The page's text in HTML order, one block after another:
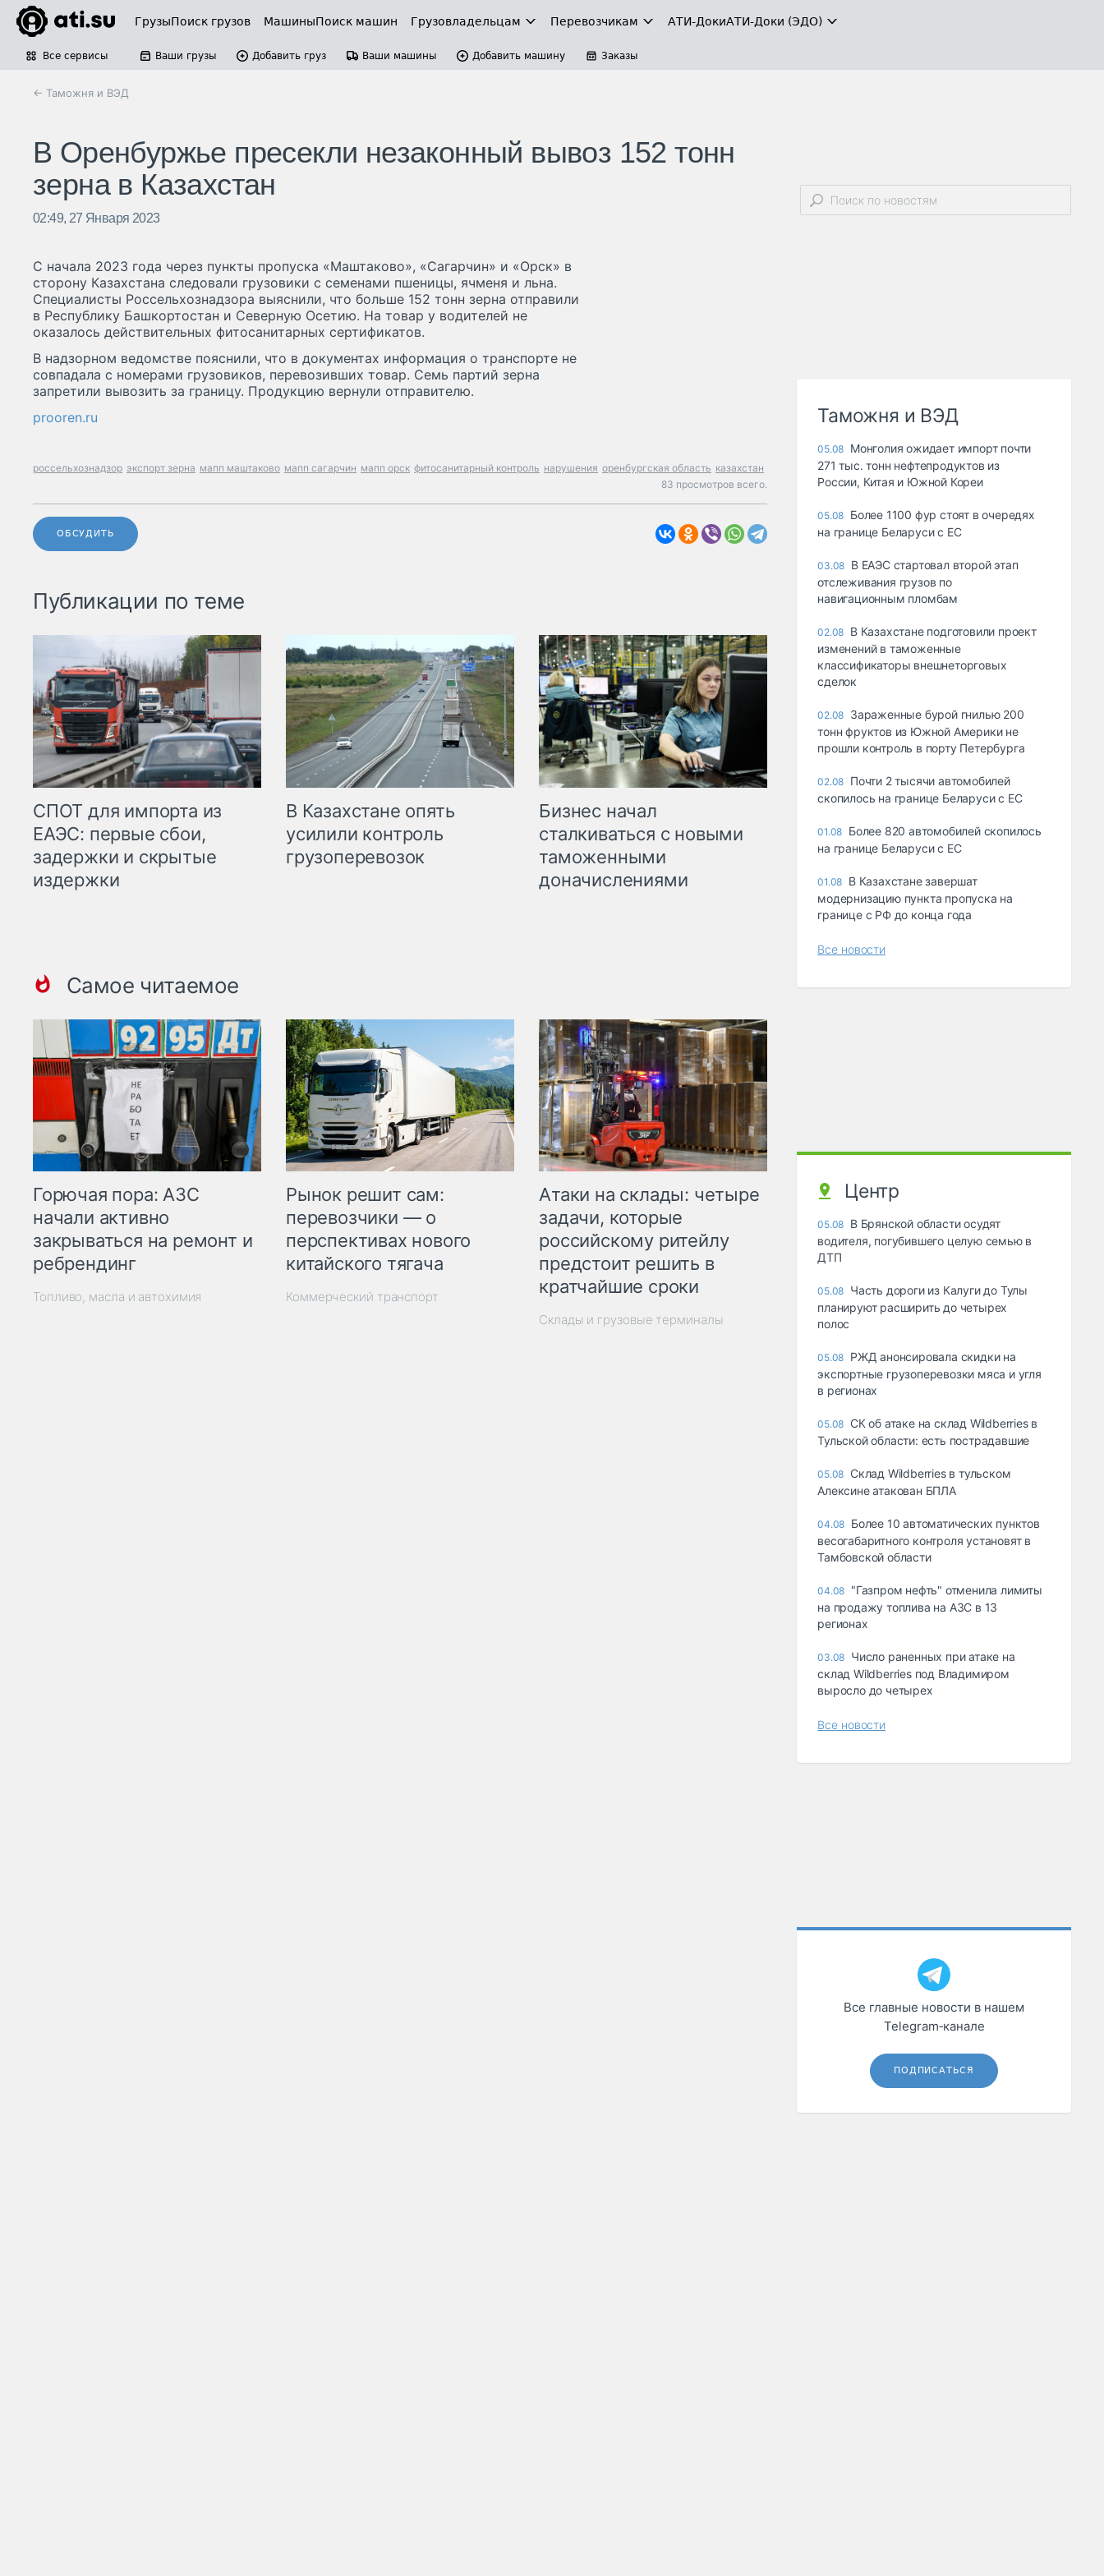
ГрузыПоиск грузов МашиныПоиск машин Грузовладельцам Перевозчикам АТИ-ДокиАТИ-Доки (ЭДО)
Все сервисы Ваши грузы Добавить груз Ваши машины Добавить машину Заказы
← Таможня и ВЭД
В Оренбуржье пресекли незаконный вывоз 152 тонн
зерна в Казахстан
02:49, 27 Января 2023
С начала 2023 года через пункты пропуска «Маштаково», «Сагарчин» и «Орск» в
сторону Казахстана следовали грузовики с семенами пшеницы, ячменя и льна.
Специалисты Россельхознадзора выяснили, что больше 152 тонн зерна отправили
в Республику Башкортостан и Северную Осетию. На товар у водителей не
оказалось действительных фитосанитарных сертификатов.
В надзорном ведомстве пояснили, что в документах информация о транспорте не
совпадала с номерами грузовиков, перевозивших товар. Семь партий зерна
запретили вывозить за границу. Продукцию вернули отправителю.
prooren.ru
россельхознадзор экспорт зерна мапп маштаково мапп сагарчин мапп орск фитосанитарный контроль нарушения оренбургская область казахстан
83 просмотров всего.
ОБСУДИТЬ
Публикации по теме
СПОТ для импорта из
ЕАЭС: первые сбои,
задержки и скрытые
издержки
В Казахстане опять
усилили контроль
грузоперевозок
Бизнес начал
сталкиваться с новыми
таможенными
доначислениями
Самое читаемое
Горючая пора: АЗС
начали активно
закрываться на ремонт и
ребрендинг
Топливо, масла и автохимия
Рынок решит сам:
перевозчики — о
перспективах нового
китайского тягача
Коммерческий транспорт
Атаки на склады: четыре
задачи, которые
российскому ритейлу
предстоит решить в
кратчайшие сроки
Склады и грузовые терминалы
Таможня и ВЭД
05.08 Монголия ожидает импорт почти
271 тыс. тонн нефтепродуктов из
России, Китая и Южной Кореи
05.08 Более 1100 фур стоят в очередях
на границе Беларуси с ЕС
03.08 В ЕАЭС стартовал второй этап
отслеживания грузов по
навигационным пломбам
02.08 В Казахстане подготовили проект
изменений в таможенные
классификаторы внешнеторговых
сделок
02.08 Зараженные бурой гнилью 200
тонн фруктов из Южной Америки не
прошли контроль в порту Петербурга
02.08 Почти 2 тысячи автомобилей
скопилось на границе Беларуси с ЕС
01.08 Более 820 автомобилей скопилось
на границе Беларуси с ЕС
01.08 В Казахстане завершат
модернизацию пункта пропуска на
границе с РФ до конца года
Все новости
Центр
05.08 В Брянской области осудят
водителя, погубившего целую семью в
ДТП
05.08 Часть дороги из Калуги до Тулы
планируют расширить до четырех
полос
05.08 РЖД анонсировала скидки на
экспортные грузоперевозки мяса и угля
в регионах
05.08 СК об атаке на склад Wildberries в
Тульской области: есть пострадавшие
05.08 Склад Wildberries в тульском
Алексине атакован БПЛА
04.08 Более 10 автоматических пунктов
весогабаритного контроля установят в
Тамбовской области
04.08 "Газпром нефть" отменила лимиты
на продажу топлива на АЗС в 13
регионах
03.08 Число раненных при атаке на
склад Wildberries под Владимиром
выросло до четырех
Все новости
Все главные новости в нашем
Telegram‑канале
ПОДПИСАТЬСЯ